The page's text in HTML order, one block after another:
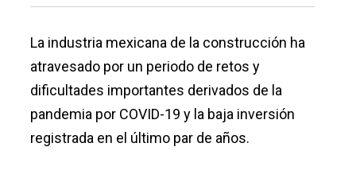
La industria mexicana de la construcción ha
atravesado por un periodo de retos y
dificultades importantes derivados de la
pandemia por COVID-19 y la baja inversión
registrada en el último par de años.